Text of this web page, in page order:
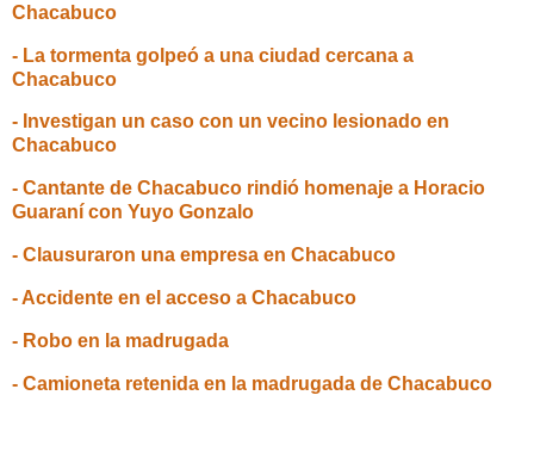
Chacabuco
- La tormenta golpeó a una ciudad cercana a
Chacabuco
- Investigan un caso con un vecino lesionado en
Chacabuco
- Cantante de Chacabuco rindió homenaje a Horacio
Guaraní con Yuyo Gonzalo
- Clausuraron una empresa en Chacabuco
- Accidente en el acceso a Chacabuco
- Robo en la madrugada
- Camioneta retenida en la madrugada de Chacabuco